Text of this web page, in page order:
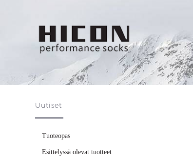
Uutiset
Tuoteopas
Esittelyssä olevat tuotteet